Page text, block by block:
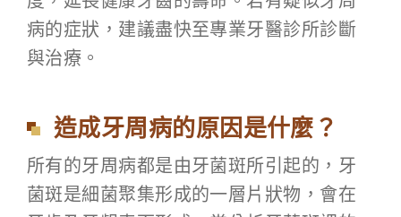
病的症狀，建議盡快至專業牙醫診所診斷
與治療。
造成牙周病的原因是什麼？
所有的牙周病都是由牙菌斑所引起的，牙
菌斑是細菌聚集形成的一層片狀物，會在